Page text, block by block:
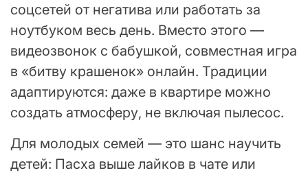
соцсетей от негатива или работать за
ноутбуком весь день. Вместо этого —
видеозвонок с бабушкой, совместная игра
в «битву крашенок» онлайн. Традиции
адаптируются: даже в квартире можно
создать атмосферу, не включая пылесос.
Для молодых семей — это шанс научить
детей: Пасха выше лайков в чате или